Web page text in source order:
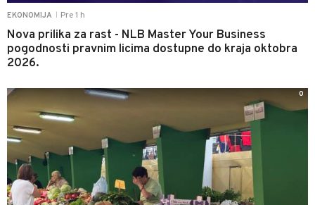
EKONOMIJA Pre 1 h
Nova prilika za rast - NLB Master Your Business
pogodnosti pravnim licima dostupne do kraja oktobra
2026.
0